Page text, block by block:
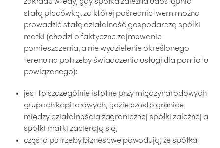
zakładu wtedy, gdy spółka zależna udostępnia
stałą placówkę, za której pośrednictwem można
prowadzić stałą działalność gospodarczą spółki
matki (chodzi o faktyczne zajmowanie
pomieszczenia, a nie wydzielenie określonego
terenu na potrzeby świadczenia usługi dla pomiotu
powiązanego):
jest to szczególnie istotne przy międzynarodowych
grupach kapitałowych, gdzie często granice
między działalnością zagranicznej spółki zależnej a
spółki matki zacierają się,
często potrzeby biznesowe powodują, że spółka